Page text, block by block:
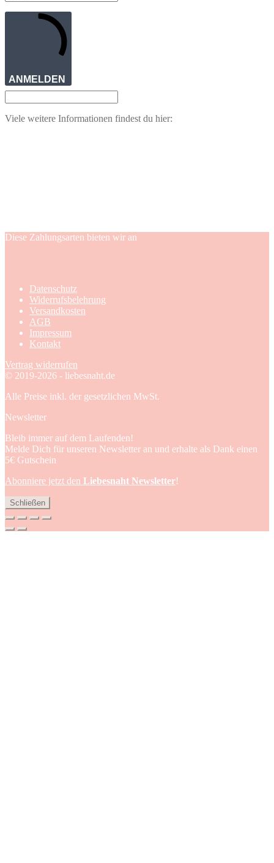
ANMELDEN
Viele weitere Informationen findest du hier:
Diese Zahlungsarten bieten wir an
Datenschutz
Widerrufsbelehrung
Versandkosten
AGB
Impressum
Kontakt
Vertrag widerrufen
© 2019-2026 - liebesnaht.de
Alle Preise inkl. der gesetzlichen MwSt.
Newsletter
Bleib immer auf dem Laufenden!
Melde Dich für unseren Newsletter an und erhalte als Dank einen
5€ Gutschein
Abonniere jetzt den Liebesnaht Newsletter!
Schließen